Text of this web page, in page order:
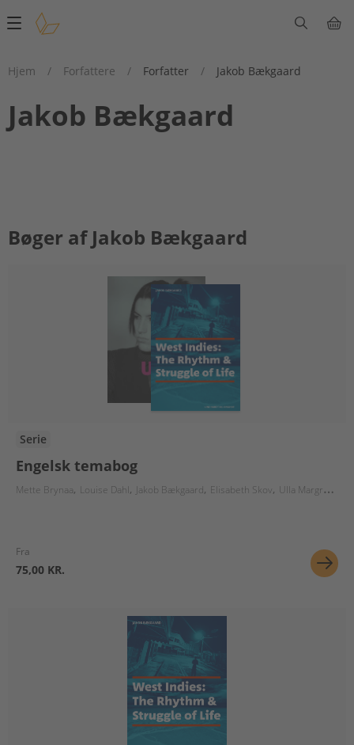
Main
Hjem
/ Forfattere / Forfatter / Jakob Bækgaard
Jakob Bækgaard
Bøger af Jakob Bækgaard
Serie
Engelsk temabog
Mette Brynaa Louise Dahl Jakob Bækgaard Elisabeth Skov Ulla Margrethe Krusaa
Fra
75,00 KR.